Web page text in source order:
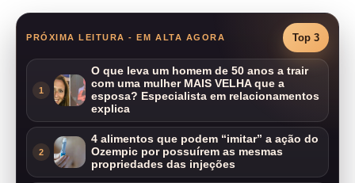
PRÓXIMA LEITURA - EM ALTA AGORA Top 3
1
O que leva um homem de 50 anos a trair
com uma mulher MAIS VELHA que a
esposa? Especialista em relacionamentos
explica
2
4 alimentos que podem “imitar” a ação do
Ozempic por possuírem as mesmas
propriedades das injeções